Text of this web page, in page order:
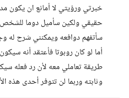
خبرتي ورؤيتي لا أمانع ان يكون
حقيقي ولكين سأميل دوما للشخص
سأتفهم دوافعه ويمكنني شرح له
أما لو كان روبوتا فأعتقد أنه
طريقة تعاملي معه لأن رد فعله
وثابته وربما لن تتوفر أحدى هذه